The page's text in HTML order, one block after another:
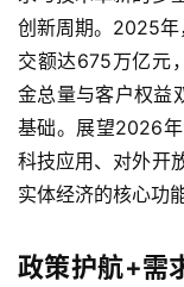
创新周期。2025年
交额达675万亿元
金总量与客户权益
基础。展望2026年
科技应用、对外开
实体经济的核心功能
政策护航+需